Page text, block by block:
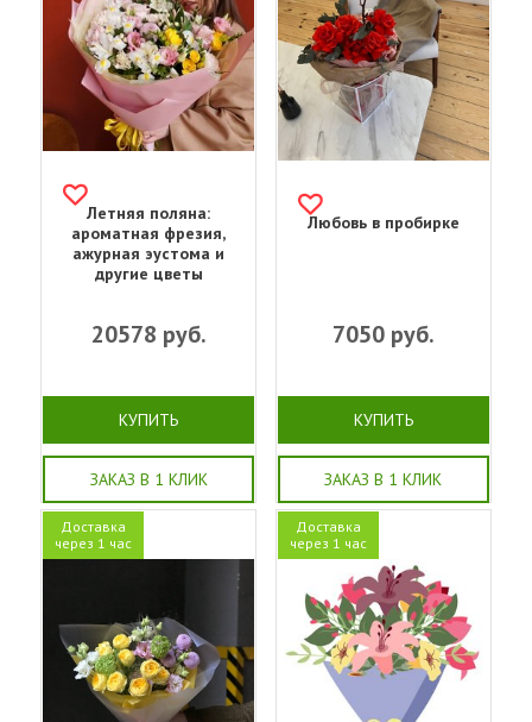
Летняя поляна:
ароматная фрезия,
ажурная эустома и
другие цветы
20578 руб.
КУПИТЬ
ЗАКАЗ В 1 КЛИК
Любовь в пробирке
7050руб.
КУПИТЬ
ЗАКАЗ В 1 КЛИК
Доставка
через 1 час
Доставка
через 1 час